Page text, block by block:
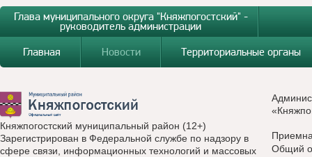
Глава муниципального округа "Княжпогостский" -
руководитель администрации
Главная
Новости Территориальные органы
Княжпогостский муниципальный район (12+)
Зарегистрирован в Федеральной службе по надзору в
сфере связи, информационных технологий и массовых
Общий